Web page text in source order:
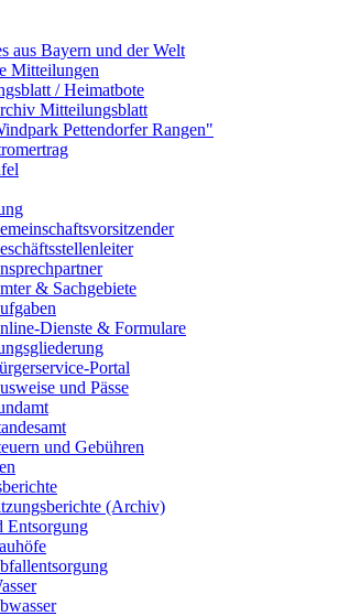
aus Bayern und der Welt
Mitteilungen
/ Heimatbote
Mitteilungsblatt
Pettendorfer Rangen"
& Sachgebiete
Dienste & Formulare
Portal
und Pässe
und Gebühren
(Archiv)
Entsorgung